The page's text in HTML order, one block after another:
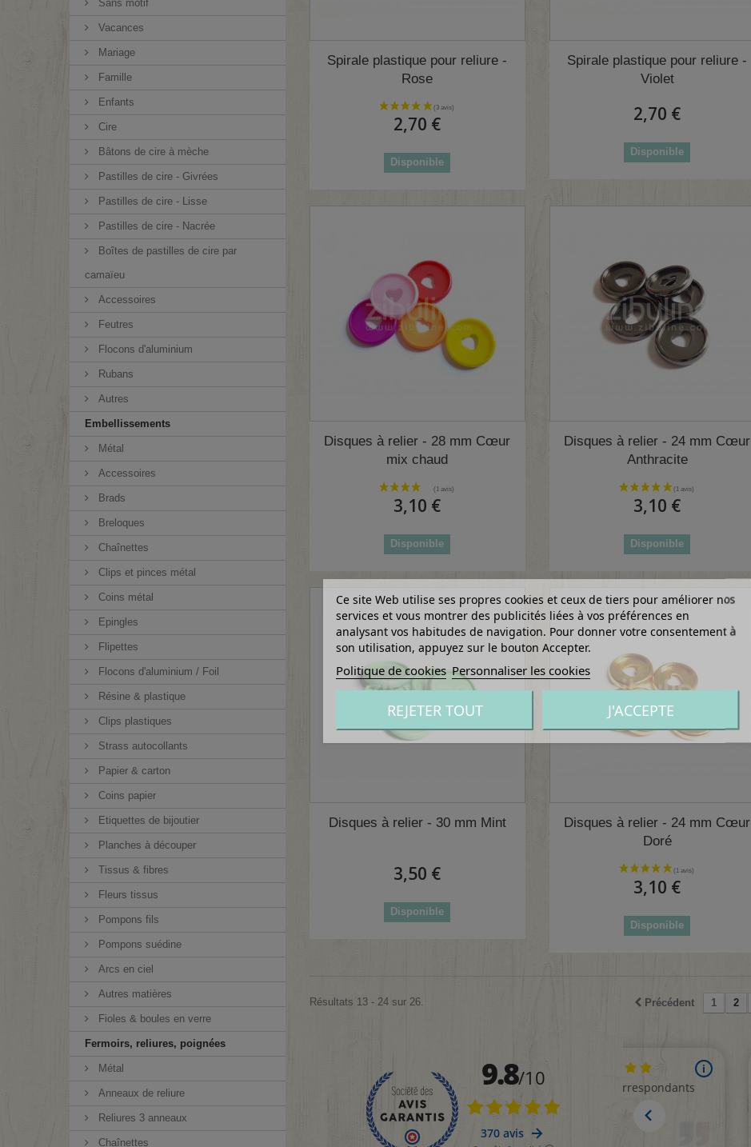
Sans motif
Vacances
Mariage
Famille
Enfants
Cire
Bâtons de cire à mèche
Pastilles de cire - Givrées
Pastilles de cire - Lisse
Pastilles de cire - Nacrée
Boîtes de pastilles de cire par
camaïeu
Accessoires
Feutres
Flocons d'aluminium
Rubans
Autres
Embellissements
Métal
Accessoires
Brads
Breloques
Chaînettes
Clips et pinces métal
Coins métal
Epingles
Flipettes
Flocons d'aluminium / Foil
Résine & plastique
Clips plastiques
Strass autocollants
Papier & carton
Coins papier
Etiquettes de bijoutier
Planches à découper
Tissus & fibres
Fleurs tissus
Pompons fils
Pompons suédine
Arcs en ciel
Autres matières
Fioles & boules en verre
Fermoirs, reliures, poignées
Métal
Anneaux de reliure
Reliures 3 anneaux
Chaînettes
Spirale plastique pour reliure -
Rose
(3 avis)
2,70 €
Disponible
Spirale plastique pour reliure -
Violet
2,70 €
Disponible
Disques à relier - 28 mm Cœur
mix chaud
3,10 €
Disponible
Disques à relier - 24 mm Cœur
Anthracite
3,10 €
Disponible
Disques à relier - 30 mm Mint
3,50 €
Disponible
Disques à relier - 24 mm Cœur
Doré
3,10 €
Disponible
Précédent 1 2
Résultats 13 - 24 sur 26.
Ce site Web utilise ses propres cookies et ceux de tiers pour améliorer nos
services et vous montrer des publicités liées à vos préférences en
analysant vos habitudes de navigation. Pour donner votre consentement à
son utilisation, appuyez sur le bouton Accepter.
Politique de cookies Personnaliser les cookies
REJETER TOUT J'ACCEPTE